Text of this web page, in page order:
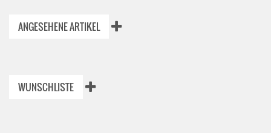
ANGESEHENE ARTIKEL
WUNSCHLISTE